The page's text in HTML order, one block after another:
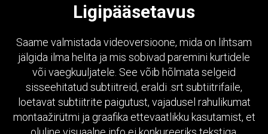
Ligipääsetavus
Saame valmistada videoversioone, mida on lihtsam
jälgida ilma helita ja mis sobivad paremini kurtidele
või vaegkuuljatele. See võib hõlmata selgeid
sisseehitatud subtiitreid, eraldi .srt subtiitrifaile,
loetavat subtiitrite paigutust, vajadusel rahulikumat
montaažirütmi ja graafika ettevaatlikku kasutamist, et